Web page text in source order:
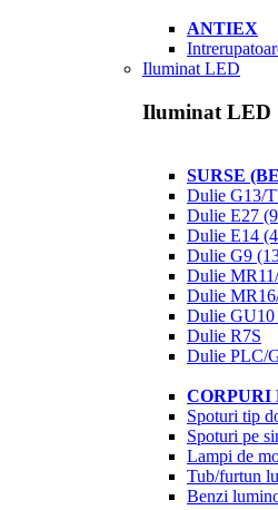
ANTIEX
Iluminat LED
Iluminat LED
SURSE
Dulie G13/
Dulie E27
Dulie E14
Dulie G9
Dulie
Dulie
Dulie GU10
Dulie R7S
Dulie PLC/
CORPURI
Spoturi tip
Spoturi pe
Lampi de
Tub/furtun
Benzi